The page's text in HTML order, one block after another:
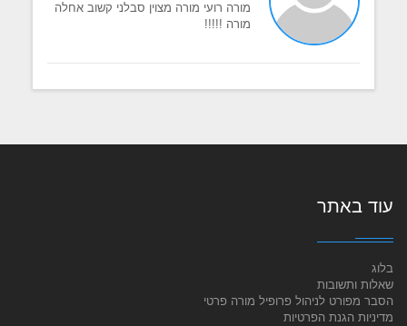
מורה רועי מורה מצוין סבלני קשוב אחלה
מורה !!!!!
עוד באתר
בלוג
שאלות ותשובות
הסבר מפורט לניהול פרופיל מורה פרטי
מדיניות הגנת הפרטיות